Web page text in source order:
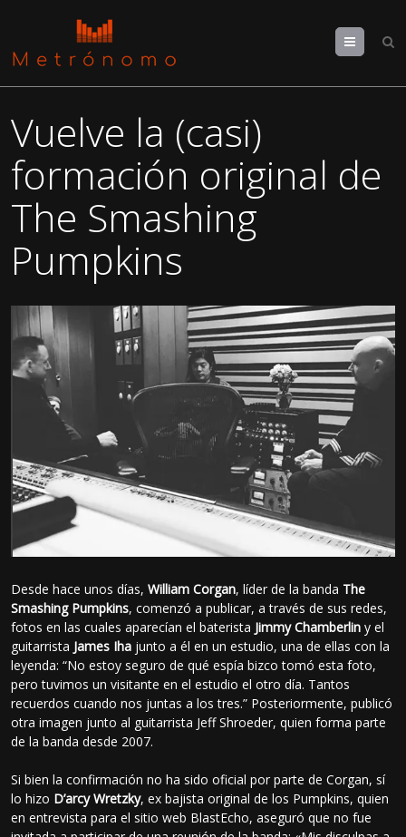
Menu
Vuelve la (casi)
formación original de
The Smashing
Pumpkins
Desde hace unos días,William Corgan, líder de la banda The
Smashing Pumpkins, comenzó a publicar, a través de sus redes,
fotos en las cuales aparecían el baterista Jimmy Chamberlin y el
guitarrista James Iha junto a él en un estudio, una de ellas con la
leyenda: “No estoy seguro de qué espía bizco tomó esta foto,
pero tuvimos un visitante en el estudio el otro día. Tantos
recuerdos cuando nos juntas a los tres.” Posteriormente, publicó
otra imagen junto al guitarrista Jeff Shroeder, quien forma parte
de la banda desde 2007.
Si bien la confirmación no ha sido oficial por parte de Corgan, sí
lo hizo D’arcy Wretzky, ex bajista original de los Pumpkins, quien
en entrevista para el sitio web BlastEcho, aseguró que no fue